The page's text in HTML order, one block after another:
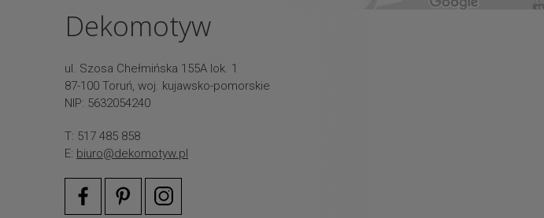
Dekomotyw
ul. Szosa Chełmińska 155A lok. 1
87-100 Toruń, woj. kujawsko-pomorskie
NIP: 5632054240
T: 517 485 858
E: biuro@dekomotyw.pl